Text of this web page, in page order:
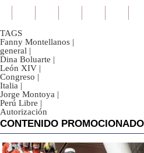
TAGS
Fanny Montellanos |
general |
Dina Boluarte |
León XIV |
Congreso |
Italia |
Jorge Montoya |
Perú Libre |
Autorización